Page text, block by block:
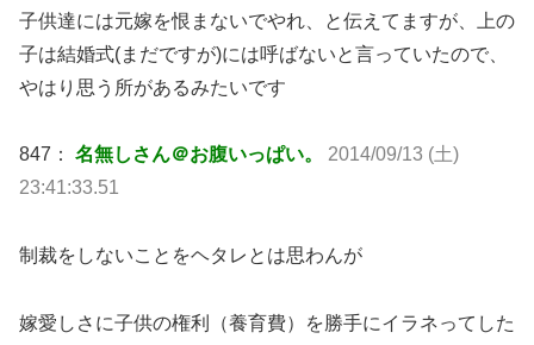
子供達には元嫁を恨まないでやれ、と伝えてますが、上の
子は結婚式(まだですが)には呼ばないと言っていたので、
やはり思う所があるみたいです
847： 名無しさん＠お腹いっぱい。 2014/09/13 (土)
23:41:33.51
制裁をしないことをヘタレとは思わんが
嫁愛しさに子供の権利（養育費）を勝手にイラネってした